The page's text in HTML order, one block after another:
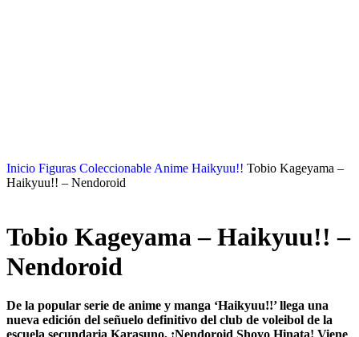
Inicio Figuras Coleccionable Anime Haikyuu!! Tobio Kageyama –
Haikyuu!! – Nendoroid
Tobio Kageyama – Haikyuu!! –
Nendoroid
De la popular serie de anime y manga ‘Haikyuu!!’ llega una
nueva edición del señuelo definitivo del club de voleibol de la